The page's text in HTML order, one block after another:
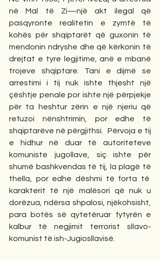
në Mal të Zi—një akt ilegal që
pasqyronte realitetin e zymtë të
kohës për shqiptarët që guxonin të
mendonin ndryshe dhe që kërkonin të
drejtat e tyre legjitime, anë e mbanë
trojeve shqiptare. Tani e dijmë se
arrestimi i tij nuk ishte thjesht një
çështje penale por ishte një përpjekje
për ta heshtur zërin e një njeriu që
refuzoi nënshtrimin, por edhe të
shqiptarëve në përgjithsi.  Përvoja e tij
e hidhur në duar të autoriteteve
komuniste jugollave, siç ishte për
shumë bashkvendas të tij, la plagë të
thella, por edhe dëshmi të forta të
karakterit të një malësori që nuk u
dorëzua, ndërsa shpalosi, njëkohsisht,
para botës së qytetëruar fytyrën e
kalbur të negjimit terrorist sllavo-
komunist të ish-Jugiosllavisë.